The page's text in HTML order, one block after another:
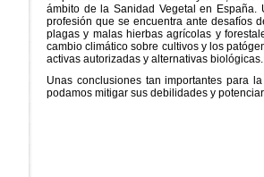
ámbito de la Sanidad Vegetal en
profesión que se encuentra ante desafíos
plagas y malas hierbas agrícolas y
cambio climático sobre cultivos y los
activas autorizadas y alternativas biológicas.
Unas conclusiones tan importantes para
podamos mitigar sus debilidades y